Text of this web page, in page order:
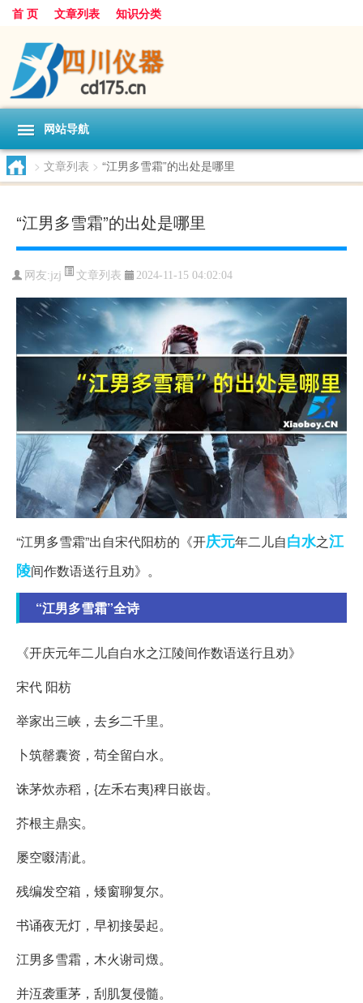
首 页 文章列表 知识分类
网站导航
> 文章列表 > “江男多雪霜”的出处是哪里
“江男多雪霜”的出处是哪里
网友:jzj 文章列表 2024-11-15 04:02:04
“江男多雪霜”出自宋代阳枋的《开庆元年二儿自白水之江
陵间作数语送行且劝》。
“江男多雪霜”全诗
《开庆元年二儿自白水之江陵间作数语送行且劝》
宋代 阳枋
举家出三峡，去乡二千里。
卜筑罄囊资，苟全留白水。
诛茅炊赤稻，{左禾右夷}稗日嵌齿。
芥根主鼎实。
屡空啜清泚。
残编发空箱，矮窗聊复尔。
书诵夜无灯，早初接晏起。
江男多雪霜，木火谢司燬。
并沍袭重茅，刮肌复侵髓。